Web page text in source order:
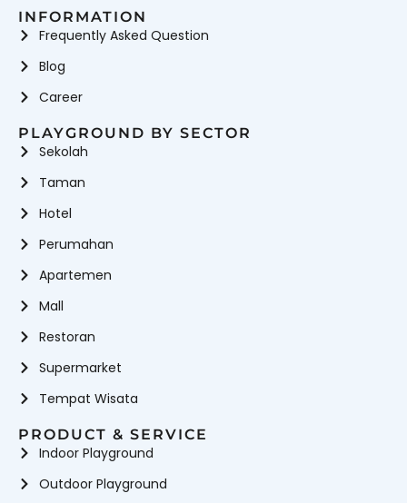
INFORMATION
Frequently Asked Question
Blog
Career
PLAYGROUND BY SECTOR
Sekolah
Taman
Hotel
Perumahan
Apartemen
Mall
Restoran
Supermarket
Tempat Wisata
PRODUCT & SERVICE
Indoor Playground
Outdoor Playground